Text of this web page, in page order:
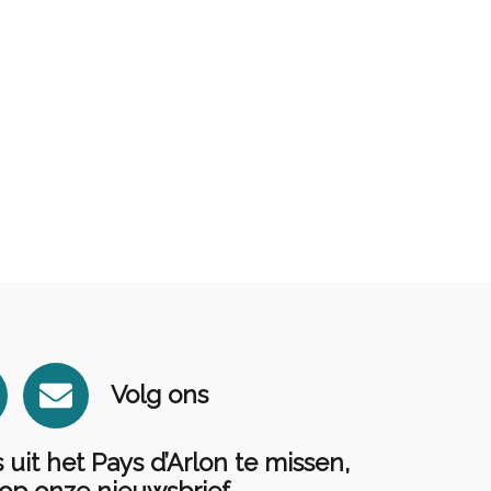
E
n
e
Volg ons
het Pays d’Arlon te missen,